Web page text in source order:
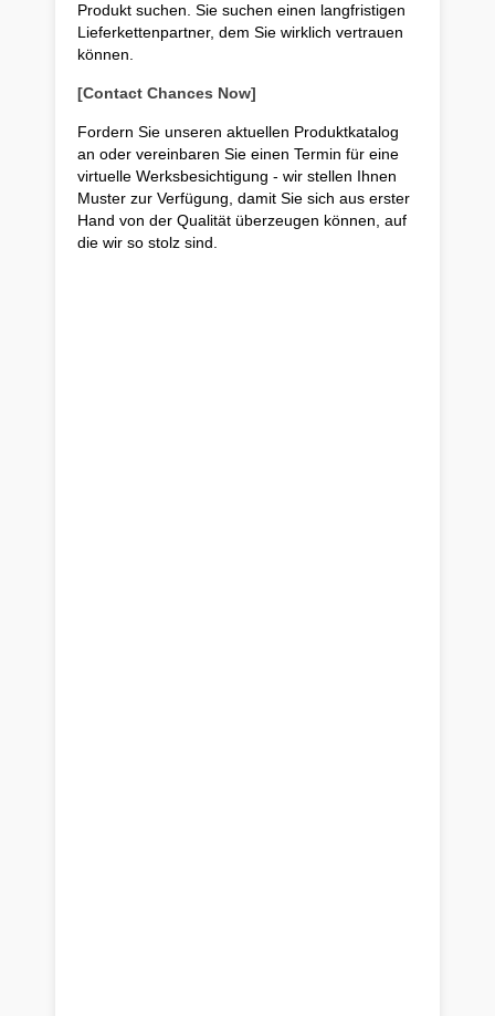
Produkt suchen. Sie suchen einen langfristigen
Lieferkettenpartner, dem Sie wirklich vertrauen
können.
[Contact Chances Now]
Fordern Sie unseren aktuellen Produktkatalog
an oder vereinbaren Sie einen Termin für eine
virtuelle Werksbesichtigung - wir stellen Ihnen
Muster zur Verfügung, damit Sie sich aus erster
Hand von der Qualität überzeugen können, auf
die wir so stolz sind.